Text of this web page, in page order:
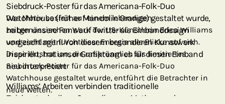
Siebdruck-Poster für das Americana-Folk-Duo
Watchhouse (früher Mandolin Orange) gestaltet wurde,
haben unsere Fans auf Twitter als Einbanddesign
vorgeschlagen! Von diesem besonderen Kunstwerk
inspiriert, hat unser Grafikteam es für diesen Einband
neu interpretiert
Williams’ Arbeiten verbinden traditionelle
Zeichentechniken, Surrealismus, Mythen und
Das Motiv basiert auf einem lebendigen,
zeitgenössischen Werk der US-Künstlerin Erica Williams
und zieht mit furchtloser Energie alle Blicke auf sich.
Diese Illustration, die ursprünglich als limitiertes
Siebdruck-Poster für das Americana-Folk-Duo
Watchhouse gestaltet wurde, entführt die Betrachter in
neue Welten.